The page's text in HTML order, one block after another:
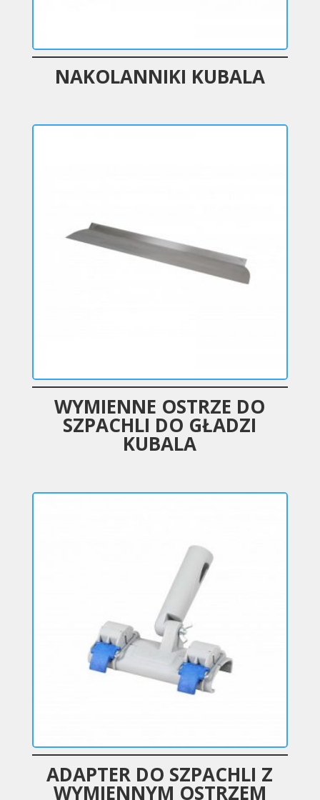
NAKOLANNIKI KUBALA
WYMIENNE OSTRZE DO
SZPACHLI DO GŁADZI
KUBALA
ADAPTER DO SZPACHLI Z
WYMIENNYM OSTRZEM